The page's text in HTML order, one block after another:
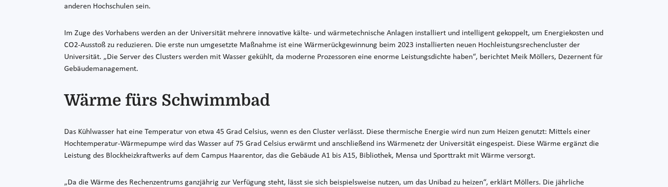
anderen Hochschulen sein.
Im Zuge des Vorhabens werden an der Universität mehrere innovative kälte- und wärmetechnische Anlagen installiert und intelligent gekoppelt, um Energiekosten und
CO2-Ausstoß zu reduzieren. Die erste nun umgesetzte Maßnahme ist eine Wärmerückgewinnung beim 2023 installierten neuen Hochleistungsrechencluster der
Universität. „Die Server des Clusters werden mit Wasser gekühlt, da moderne Prozessoren eine enorme Leistungsdichte haben“, berichtet Meik Möllers, Dezernent für
Gebäudemanagement.
Wärme fürs Schwimmbad
Das Kühlwasser hat eine Temperatur von etwa 45 Grad Celsius, wenn es den Cluster verlässt. Diese thermische Energie wird nun zum Heizen genutzt: Mittels einer
Hochtemperatur-Wärmepumpe wird das Wasser auf 75 Grad Celsius erwärmt und anschließend ins Wärmenetz der Universität eingespeist. Diese Wärme ergänzt die
Leistung des Blockheizkraftwerks auf dem Campus Haarentor, das die Gebäude A1 bis A15, Bibliothek, Mensa und Sporttrakt mit Wärme versorgt.
„Da die Wärme des Rechenzentrums ganzjährig zur Verfügung steht, lässt sie sich beispielsweise nutzen, um das Unibad zu heizen“, erklärt Möllers. Die jährliche